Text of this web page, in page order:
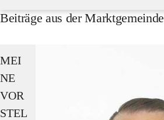
Beiträge aus der Marktgemeinde
MEI
NE
VOR
STEL